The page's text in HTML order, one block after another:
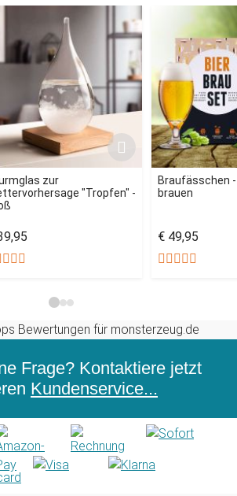
zur
"Tropfen" -
Braufässchen
brauen
€ 49,95
Frage? Kontaktiere jetzt
Kundenservice...